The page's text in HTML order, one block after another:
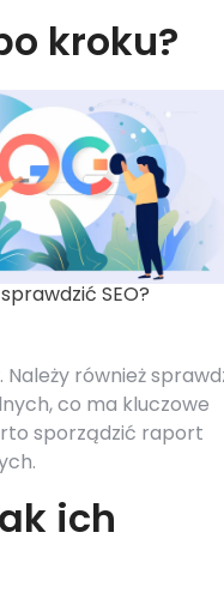
kroku?
SEO?
również
co ma kluczowe
sporządzić raport
ich